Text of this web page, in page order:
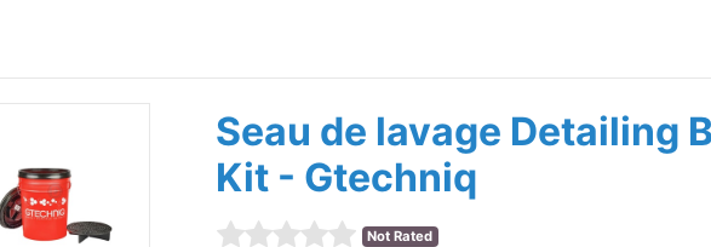
Seau de lavage Detailing
Kit - Gtechniq
Not Rated